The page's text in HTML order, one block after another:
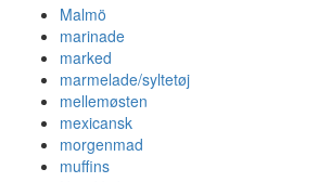
Malmö
marinade
marked
marmelade/syltetøj
mellemøsten
mexicansk
morgenmad
muffins